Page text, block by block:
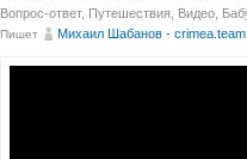
Вопрос-ответ, Путешествия Видео
Пишет Михаил Шабанов - crimea.team